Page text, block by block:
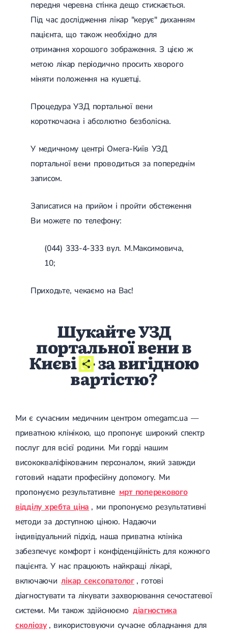
Синусова аритмія
Миготлива аритмія
Стенокардія
Вазоспастична стенокардія
Кардіологія клімактеричного періоду
Гіпертонія
Симптоматична артеріальна гіпертензія
Жовчнокам'яна хвороба (ЖКХ)
Камені у жовчному міхурі
Панкреатит
Реактивний панкреатит
Калькульозний холецистит
Безкам'яний холецистит
Бронхіт
Гострий бронхіт
Бронхіт у дорослих
Грип
Аденовірусна інфекція
Ротавірусна інфекція
Терапевтична допомога при вагітності
Ортопедія і травматологія
Блокування суглоба
Епікондиліт
Нестабільність суглоба
Переломи
Лікування переломів щиколоток
Лікування переломів ключиці
Лікування переломів передпліччя
Лікування переломів кісток тазу
Лікування переломів шийки стегна і стегнової кістки
Лікування переломів гомілки
Лікування переломів п'яти
Полиостеоартроз
Протез синовіальної рідини
PRP-терапія
Розрив зв'язок плечового суглобу
Розрив зв'язок ліктьового суглобу
Розрив зв'язок гомілковостопного суглобу
передня черевна стінка дещо стискається.
Під час дослідження лікар "керує" диханням
пацієнта, що також необхідно для
отримання хорошого зображення. З цією ж
метою лікар періодично просить хворого
міняти положення на кушетці.
Процедура УЗД портальної вени
короткочасна і абсолютно безболісна.
У медичному центрі Омега-Київ УЗД
портальної вени проводиться за попереднім
записом.
Записатися на прийом і пройти обстеження
Ви можете по телефону:
(044) 333-4-333 вул. М.Максимовича,
10;
Приходьте, чекаємо на Вас!
Шукайте УЗД
портальної вени в
Києві - за вигідною
вартістю?
Ми є сучасним медичним центром omegamc.ua —
приватною клінікою, що пропонує широкий спектр
послуг для всієї родини. Ми горді нашим
висококваліфікованим персоналом, який завжди
готовий надати професійну допомогу. Ми
пропонуємо результативне мрт поперекового
відділу хребта ціна , ми пропонуємо результативні
методи за доступною ціною. Надаючи
індивідуальний підхід, наша приватна клініка
забезпечує комфорт і конфіденційність для кожного
пацієнта. У нас працюють найкращі лікарі,
включаючи лікар сексопатолог , готові
діагностувати та лікувати захворювання сечостатевої
системи. Ми також здійснюємо діагностика
сколіозу , використовуючи сучасне обладнання для